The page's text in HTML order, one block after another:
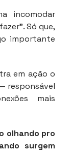
incomodar
Só que,
importante
em ação o
responsável
mais
olhando pro
surgem